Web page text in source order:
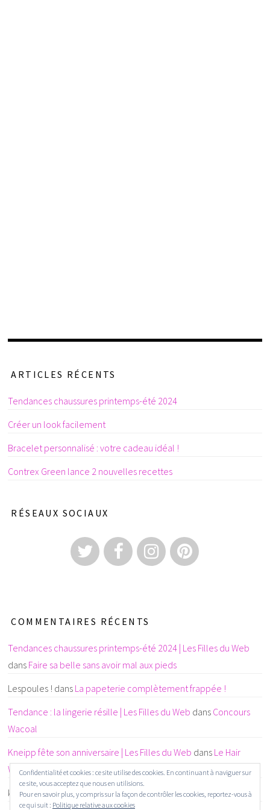
ARTICLES RÉCENTS
Tendances chaussures printemps-été 2024
Créer un look facilement
Bracelet personnalisé : votre cadeau idéal !
Contrex Green lance 2 nouvelles recettes
RÉSEAUX SOCIAUX
COMMENTAIRES RÉCENTS
Tendances chaussures printemps-été 2024 | Les Filles du Web
dans Faire sa belle sans avoir mal aux pieds
Lespoules ! dans La papeterie complètement frappée !
Tendance : la lingerie résille | Les Filles du Web dans Concours
Wacoal
Kneipp fête son anniversaire | Les Filles du Web dans Le Hair
Wellness : un concept beauté 3 étoiles
karine CHAINTREUILdansLa papeterie complètement frappée !
Confidentialité et cookies : ce site utilise des cookies. En continuant à naviguer sur
ce site, vous acceptez que nous en utilisions.
Pour en savoir plus, y compris sur la façon de contrôler les cookies, reportez-vous à
ce qui suit : Politique relative aux cookies